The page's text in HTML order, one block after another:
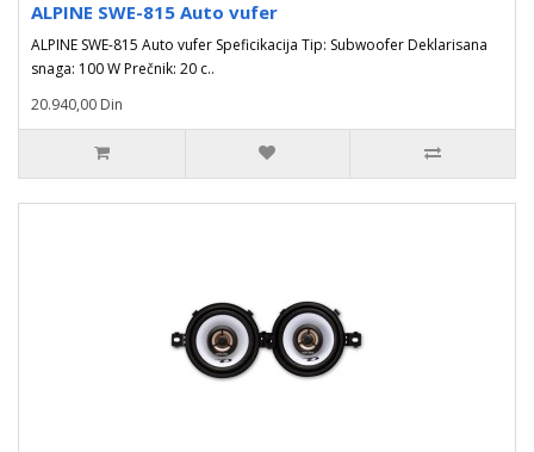
ALPINE SWE-815 Auto vufer
ALPINE SWE-815 Auto vufer Speficikacija Tip: Subwoofer Deklarisana
snaga: 100 W Prečnik: 20 c..
20.940,00 Din